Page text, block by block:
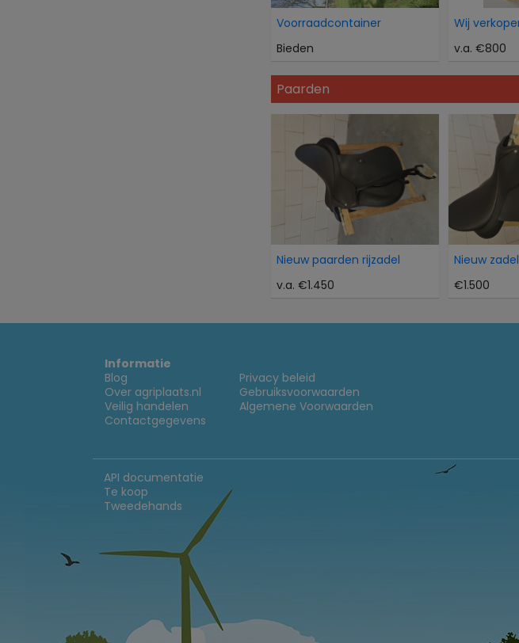
Voorraadcontainer
Bieden
v.a. €800
Paarden
Nieuw paarden rijzadel
v.a. €1.450
Nieuw zadel
€1.500
Informatie
Blog
Over agriplaats.nl
Veilig handelen
Contactgegevens
Privacy beleid
Gebruiksvoorwaarden
Algemene Voorwaarden
API documentatie
Te koop
Tweedehands